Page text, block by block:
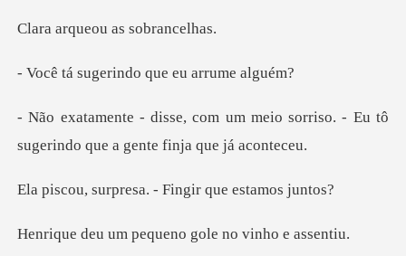
eou as sob
erindo que eu
meio sorriso. - Eu tô
sugerindo q
resa. - Fingir q
pequeno gole no